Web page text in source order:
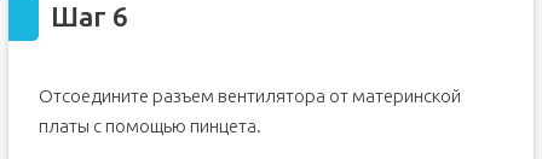
Шаг 6
Отсоедините разъем вентилятора от материнской
платы с помощью пинцета.